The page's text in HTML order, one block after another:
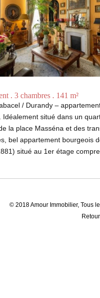
. 3 chambres . 141 m²
/ Durandy –
Idéalement situé dans un
la place Masséna et des
bel appartement bourgeois
situé au 1er étage
© 2018 Amour Immobilier, Tous